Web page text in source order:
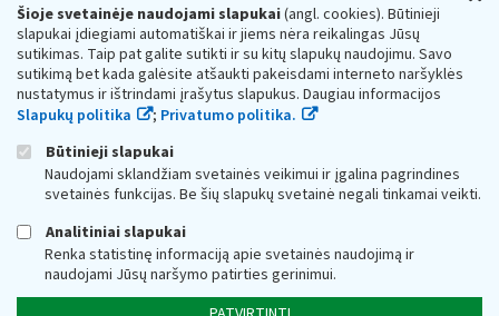
Šioje svetainėje naudojami slapukai(angl. cookies). Būtinieji
slapukai įdiegiami automatiškai ir jiems nėra reikalingas Jūsų
sutikimas. Taip pat galite sutikti ir su kitų slapukų naudojimu. Savo
sutikimą bet kada galėsite atšaukti pakeisdami interneto naršyklės
nustatymus ir ištrindami įrašytus slapukus. Daugiau informacijos
Slapukų politika
; Privatumo politika.
Būtinieji slapukai
Naudojami sklandžiam svetainės veikimui ir įgalina pagrindines
svetainės funkcijas. Be šių slapukų svetainė negali tinkamai veikti.
Analitiniai slapukai
Renka statistinę informaciją apie svetainės naudojimą ir
naudojami Jūsų naršymo patirties gerinimui.
Respublikos finansų ministerijos
Biudžetinė įstaiga. Juridinio asmens kodas — 188659752,
adresas: Vasario 16-osios g. 14, 01107 Vilnius, Lietuva, el.paštas:
vmi@vmi.lt, E. pristatymo dėžutės adresas 188659752
Duomenys apie Valstybinę mokesčių inspekciją prie Lietuvos
Respublikos finansų ministerijos kaupiami ir saugomi Juridinių